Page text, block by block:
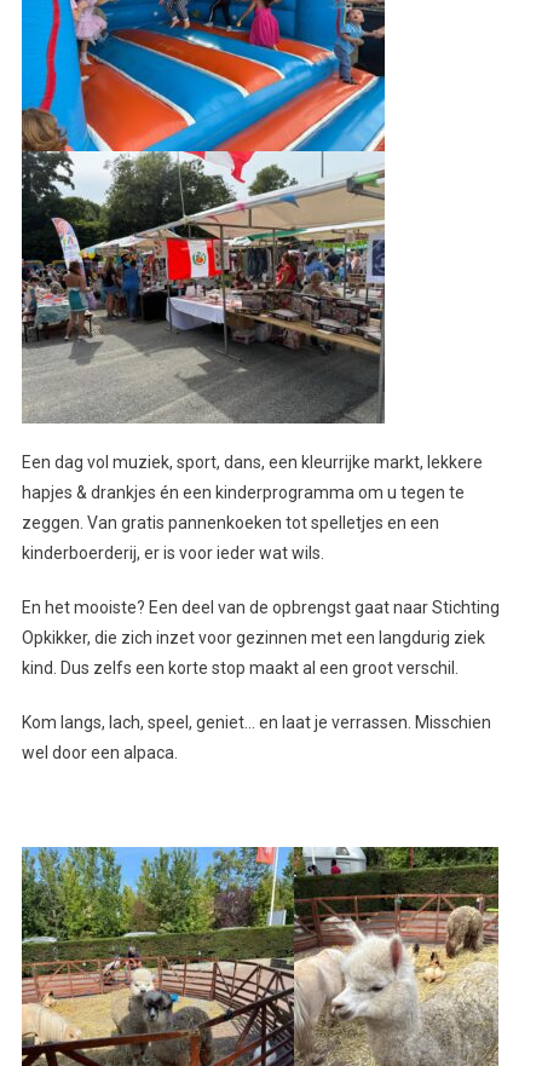
Een dag vol muziek, sport, dans, een kleurrijke markt, lekkere
hapjes & drankjes én een kinderprogramma om u tegen te
zeggen. Van gratis pannenkoeken tot spelletjes en een
kinderboerderij, er is voor ieder wat wils.
En het mooiste? Een deel van de opbrengst gaat naar Stichting
Opkikker, die zich inzet voor gezinnen met een langdurig ziek
kind. Dus zelfs een korte stop maakt al een groot verschil.
Kom langs, lach, speel, geniet… en laat je verrassen. Misschien
wel door een alpaca.